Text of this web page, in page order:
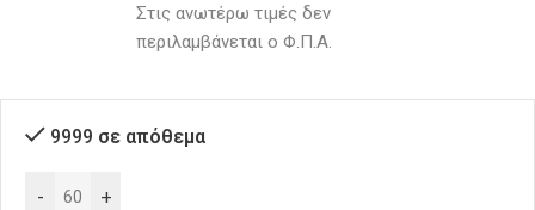
Στις ανωτέρω τιμές δεν
περιλαμβάνεται ο Φ.Π.Α.
9999 σε απόθεμα
- +